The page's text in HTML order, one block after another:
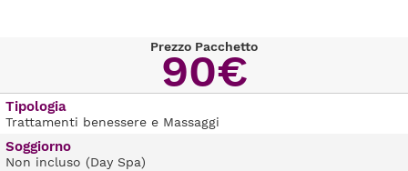
Prezzo Pacchetto
90€
Tipologia
Trattamenti benessere e Massaggi
Soggiorno
Non incluso (Day Spa)